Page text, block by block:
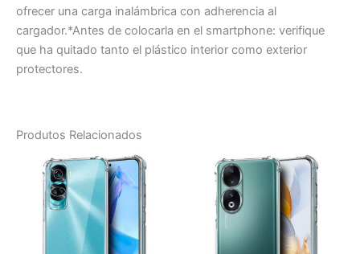
ofrecer una carga inalámbrica con adherencia al
cargador.*Antes de colocarla en el smartphone: verifique
que ha quitado tanto el plástico interior como exterior
protectores.
Produtos Relacionados